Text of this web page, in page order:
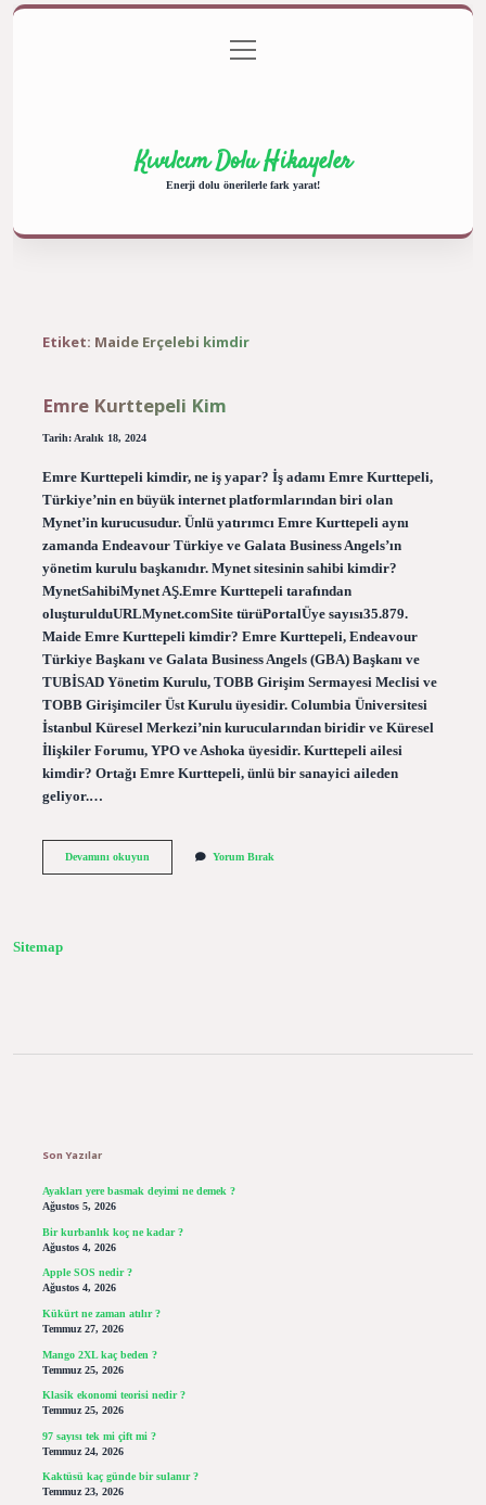
Gizlilik Politikası
menüyü
aç
Kıvılcım Dolu Hikayeler
Enerji dolu önerilerle fark yarat!
Etiket: Maide Erçelebi kimdir
Emre Kurttepeli Kim
Tarih: Aralık 18, 2024
Emre Kurttepeli kimdir, ne iş yapar? İş adamı Emre Kurttepeli,
Türkiye’nin en büyük internet platformlarından biri olan
Mynet’in kurucusudur. Ünlü yatırımcı Emre Kurttepeli aynı
zamanda Endeavour Türkiye ve Galata Business Angels’ın
yönetim kurulu başkanıdır. Mynet sitesinin sahibi kimdir?
MynetSahibiMynet AŞ.Emre Kurttepeli tarafından
oluşturulduURLMynet.comSite türüPortalÜye sayısı35.879.
Maide Emre Kurttepeli kimdir? Emre Kurttepeli, Endeavour
Türkiye Başkanı ve Galata Business Angels (GBA) Başkanı ve
TUBİSAD Yönetim Kurulu, TOBB Girişim Sermayesi Meclisi ve
TOBB Girişimciler Üst Kurulu üyesidir. Columbia Üniversitesi
İstanbul Küresel Merkezi’nin kurucularından biridir ve Küresel
İlişkiler Forumu, YPO ve Ashoka üyesidir. Kurttepeli ailesi
kimdir? Ortağı Emre Kurttepeli, ünlü bir sanayici aileden
geliyor.…
Devamını okuyunEmre
Yorum Bırak
Sitemap
Son Yazılar
Ayakları yere basmak deyimi ne demek ?
Ağustos 5, 2026
Bir kurbanlık koç ne kadar ?
Ağustos 4, 2026
Apple SOS nedir ?
Ağustos 4, 2026
Kükürt ne zaman atılır ?
Temmuz 27, 2026
Mango 2XL kaç beden ?
Temmuz 25, 2026
Klasik ekonomi teorisi nedir ?
Temmuz 25, 2026
97 sayısı tek mi çift mi ?
Temmuz 24, 2026
Kaktüsü kaç günde bir sulanır ?
Temmuz 23, 2026